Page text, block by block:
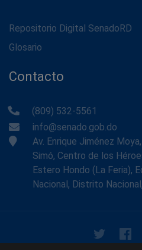
Repositorio Digital SenadoRD
Glosario
Contacto
(809) 532-5561
info@senado.gob.do
Av. Enrique Jiménez
Simó, Centro de los
Estero Hondo (La Feria),
Nacional, Distrito